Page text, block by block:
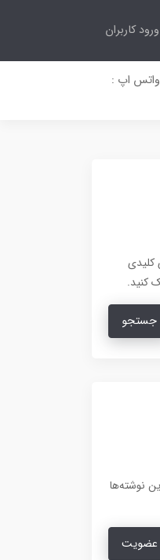
ورود کاربران
واتس اپ :
کلیدی
کنید.
جستجو
نوشته‌ها
عضویت